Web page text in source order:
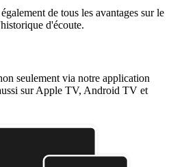
de tous les avantages sur le
d'écoute.
seulement via notre application
sur Apple TV, Android TV et